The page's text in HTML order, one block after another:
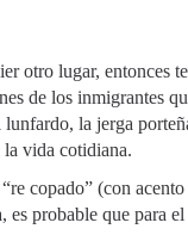
otro lugar, entonces
de los inmigrantes
la jerga
la vida cotidiana.
copado” (con acento
es probable que para